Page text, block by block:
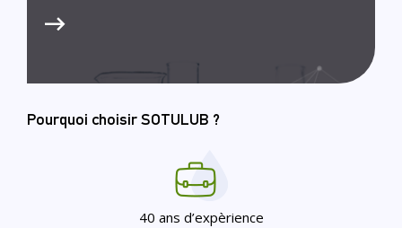
Pourquoi choisir SOTULUB ?
40 ans d’expèrience